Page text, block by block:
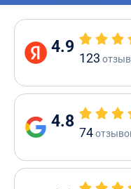
4.9
123
4.8
74